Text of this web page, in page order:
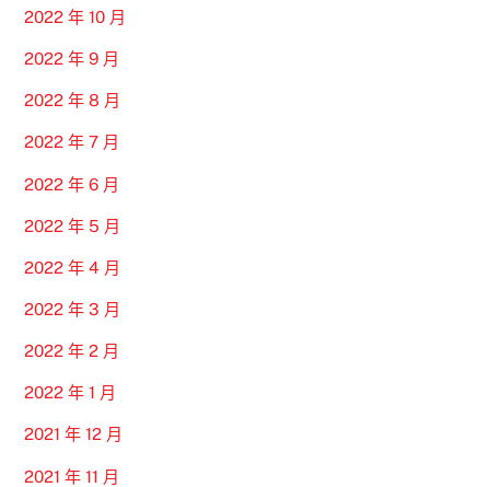
2022 年 10 月
2022 年 9 月
2022 年 8 月
2022 年 7 月
2022 年 6 月
2022 年 5 月
2022 年 4 月
2022 年 3 月
2022 年 2 月
2022 年 1 月
2021 年 12 月
2021 年 11 月